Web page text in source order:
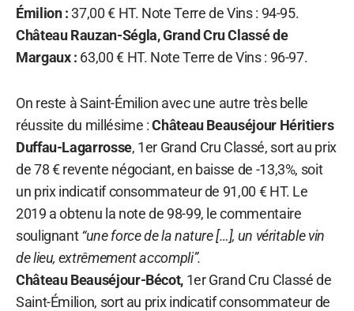
Émilion :37,00 € HT. Note Terre de Vins : 94-95.
Château Rauzan-Ségla, Grand Cru Classé de
Margaux : 63,00 € HT. Note Terre de Vins : 96-97.
On reste à Saint-Émilion avec une autre très belle
réussite du millésime :Château Beauséjour Héritiers
Duffau-Lagarrosse, 1er Grand Cru Classé, sort au prix
de 78 € revente négociant, en baisse de -13,3%, soit
un prix indicatif consommateur de 91,00 € HT. Le
2019 a obtenu la note de 98-99, le commentaire
soulignant“une force de la nature […], un véritable vin
de lieu, extrêmement accompli”.
Château Beauséjour-Bécot, 1er Grand Cru Classé de
Saint-Émilion, sort au prix indicatif consommateur de